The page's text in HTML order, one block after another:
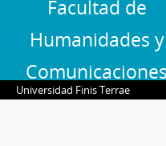
Facultad de
Humanidades y
Comunicaciones
Universidad Finis Terrae